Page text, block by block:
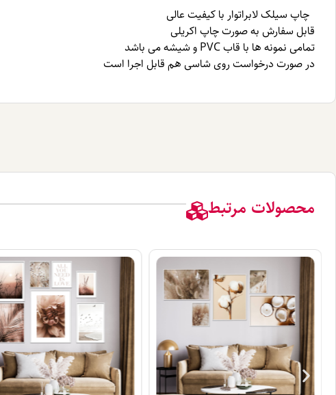
چاپ سیلک لابراتوار با کیفیت عالی
قابل سفارش به صورت چاپ اکریلی
تمامی نمونه ها با قاب PVC و شیشه می باشد
در صورت درخواست روی شاسی هم قابل اجرا است
محصولات مرتبط